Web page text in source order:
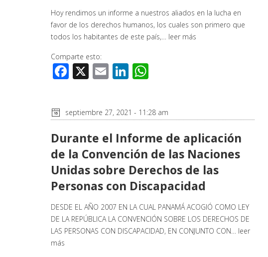
Hoy rendimos un informe a nuestros aliados en la lucha en
favor de los derechos humanos, los cuales son primero que
todos los habitantes de este país,… leer más
Comparte esto:
Facebook
X EmailLinkedIn
septiembre 27, 2021 - 11:28 am
Durante el Informe de aplicación
de la Convención de las Naciones
Unidas sobre Derechos de las
Personas con Discapacidad
DESDE EL AÑO 2007 EN LA CUAL PANAMÁ ACOGIÓ COMO LEY
DE LA REPÚBLICA LA CONVENCIÓN SOBRE LOS DERECHOS DE
LAS PERSONAS CON DISCAPACIDAD, EN CONJUNTO CON… leer
más